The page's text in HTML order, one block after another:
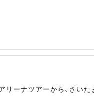
ーナツアーから、さい